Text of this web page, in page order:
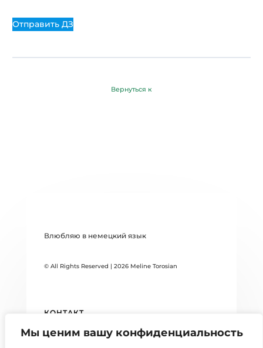
Мы ценим вашу конфиденциальность
Отправить ДЗ
Вернуться к
Влюбляю в немецкий язык
© All Rights Reserved | 2026 Meline Torosian
КОНТАКТ
DATENSCHUTZERKLÄRUNG